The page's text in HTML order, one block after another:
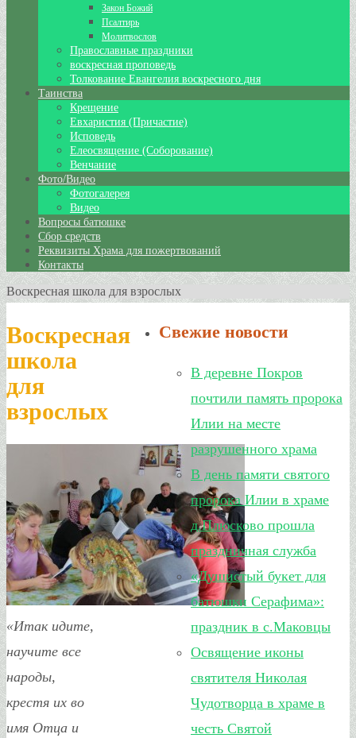
Закон Божий
Псалтирь
Молитвослов
Православные праздники
воскресная проповедь
Толкование Евангелия воскресного дня
Таинства
Крещение
Евхаристия (Причастие)
Исповедь
Елеосвящение (Соборование)
Венчание
Фото/Видео
Фотогалерея
Видео
Вопросы батюшке
Сбор средств
Реквизиты Храма для пожертвований
Контакты
Воскресная школа для взрослых
Воскресная
школа
для
взрослых
«Итак идите,
научите все
народы,
крестя их во
имя Отца и
Свежие новости
В деревне Покров
почтили память пророка
Илии на месте
разрушенного храма
В день памяти святого
пророка Илии в храме
д.Плюсково прошла
праздничная служба
«Душистый букет для
батюшки Серафима»:
праздник в с.Маковцы
Освящение иконы
святителя Николая
Чудотворца в храме в
честь Святой